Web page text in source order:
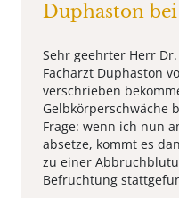
Duphaston
Sehr geehrter Herr
Facharzt Duphaston
verschrieben
Gelbkörperschwäche
Frage: wenn ich nun
absetze, kommt es
zu einer
Befruchtung